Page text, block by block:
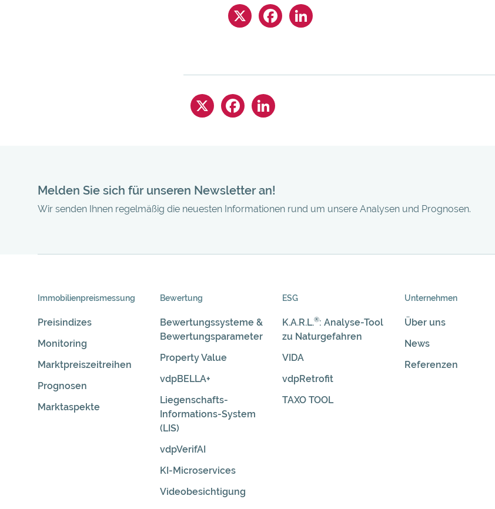
Melden Sie sich für unseren Newsletter an!
Wir senden Ihnen regelmäßig die neuesten Informationen rund um unsere Analysen und Prognosen.
Skip
Immobilienpreis­messung
Preisindizes
Monitoring
Marktpreiszeitreihen
Prognosen
Marktaspekte
Bewertung
Bewertungssysteme &
Bewertungsparameter
Property Value
vdpBELLA+
Liegenschafts-
Informations-System
(LIS)
vdpVerifAI
KI-Microservices
Videobesichtigung
ESG
K.A.R.L.®: Analyse-Tool
zu Naturgefahren
VIDA
vdpRetrofit
TAXO TOOL
Unternehmen
Über uns
News
Referenzen